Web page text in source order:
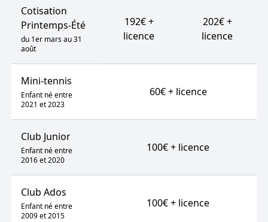
Cotisation
Printemps-Été
du 1er mars au 31
août
192€ +
licence
202€ +
licence
Mini-tennis
Enfant né entre
2021 et 2023
60€ + licence
Club Junior
Enfant né entre
2016 et 2020
100€ + licence
Club Ados
Enfant né entre
2009 et 2015
100€ + licence